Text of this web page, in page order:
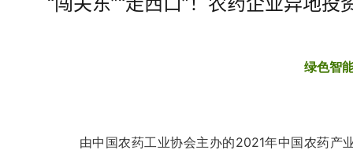
绿色智
由中国农药工业协会主办的2021年中国农药产